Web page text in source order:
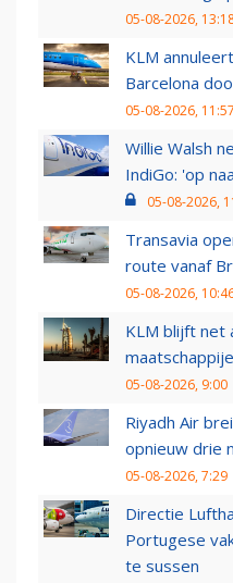
05-08-2026,
KLM
Barcelona
05-08-2026, 11:57
Willie Walsh
IndiGo: 'op
05-08-2026,
Transavia
route vanaf
05-08-2026,
KLM blijft net
05-08-2026, 9:00
Riyadh Air
opnieuw drie
05-08-2026, 7:29
Directie
Portugese
te sussen